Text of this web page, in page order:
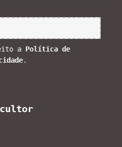
a Política de
.